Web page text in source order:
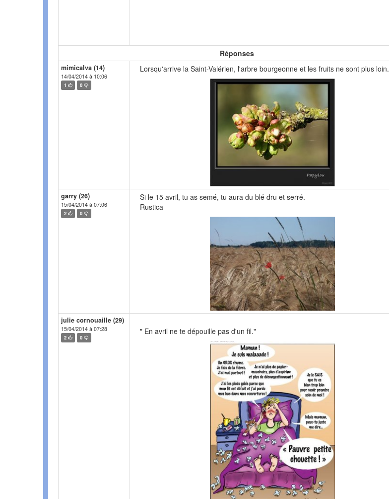
Réponses
mimicalva (14)
14/04/2014 à 10:06
1 0
Lorsqu'arrive la Saint-Valérien, l'arbre bourgeonne et les fruits ne sont plus loin.
garry (26)
15/04/2014 à 07:06
2 0
Si le 15 avril, tu as semé, tu aura du blé dru et serré.
Rustica
julie cornouaille (29)
15/04/2014 à 07:28
2 0
" En avril ne te dépouille pas d'un fil."